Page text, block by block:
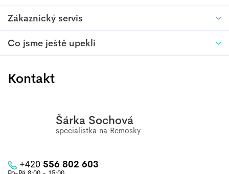
Zákaznický servis
Co jsme ještě upekli
Kontakt
Šárka Sochová
+420 556 802 603